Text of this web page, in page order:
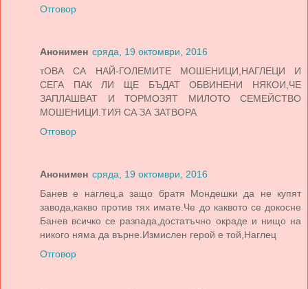
Отговор
Анонимен сряда, 19 октомври, 2016
тОВА СА НАЙ-ГОЛЕМИТЕ МОШЕНИЦИ,НАГЛЕЦИ И
СЕГА ПАК ЛИ ЩЕ БЪДАТ ОБВИНЕНИ НЯКОИ,ЧЕ
ЗАПЛАШВАТ И ТОРМОЗЯТ МИЛОТО СЕМЕЙСТВО
МОШЕНИЦИ.ТИЯ СА ЗА ЗАТВОРА
Отговор
Анонимен сряда, 19 октомври, 2016
Банев е наглец,а защо братя Мондешки да не купят
завода,какво против тях имате.Че до каквото се докосне
Банев всичко се разпада,достатъчно окраде и нищо на
никого няма да върне.Измислен герой е той,Наглец
Отговор